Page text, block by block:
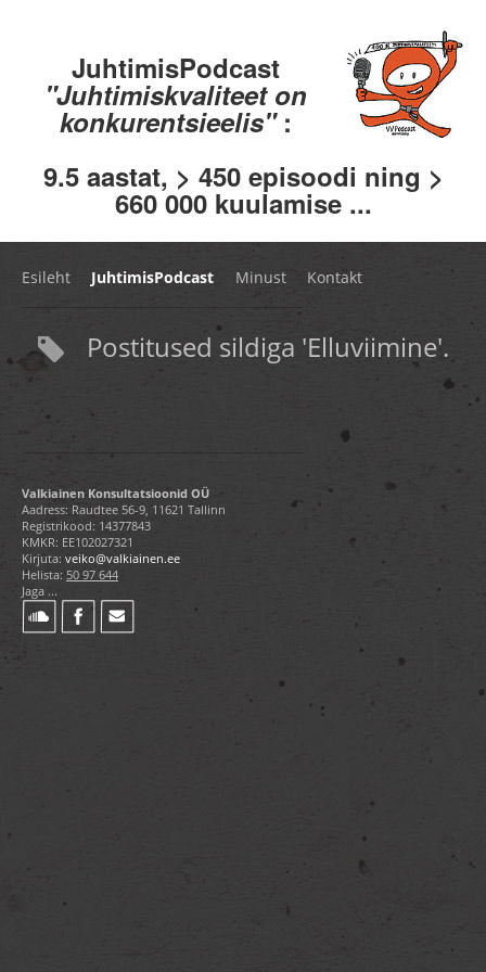
JuhtimisPodcast
"Juhtimiskvaliteet on
konkurentsieelis" :
9.5 aastat, > 450 episoodi ning >
660 000 kuulamise ...
Esileht JuhtimisPodcast Minust Kontakt
Postitused sildiga 'Elluviimine'.
Valkiainen Konsultatsioonid OÜ
Aadress: Raudtee 56-9, 11621 Tallinn
Registrikood: 14377843
KMKR: EE102027321
Kirjuta: veiko@valkiainen.ee
Helista: 50 97 644
Jaga ...